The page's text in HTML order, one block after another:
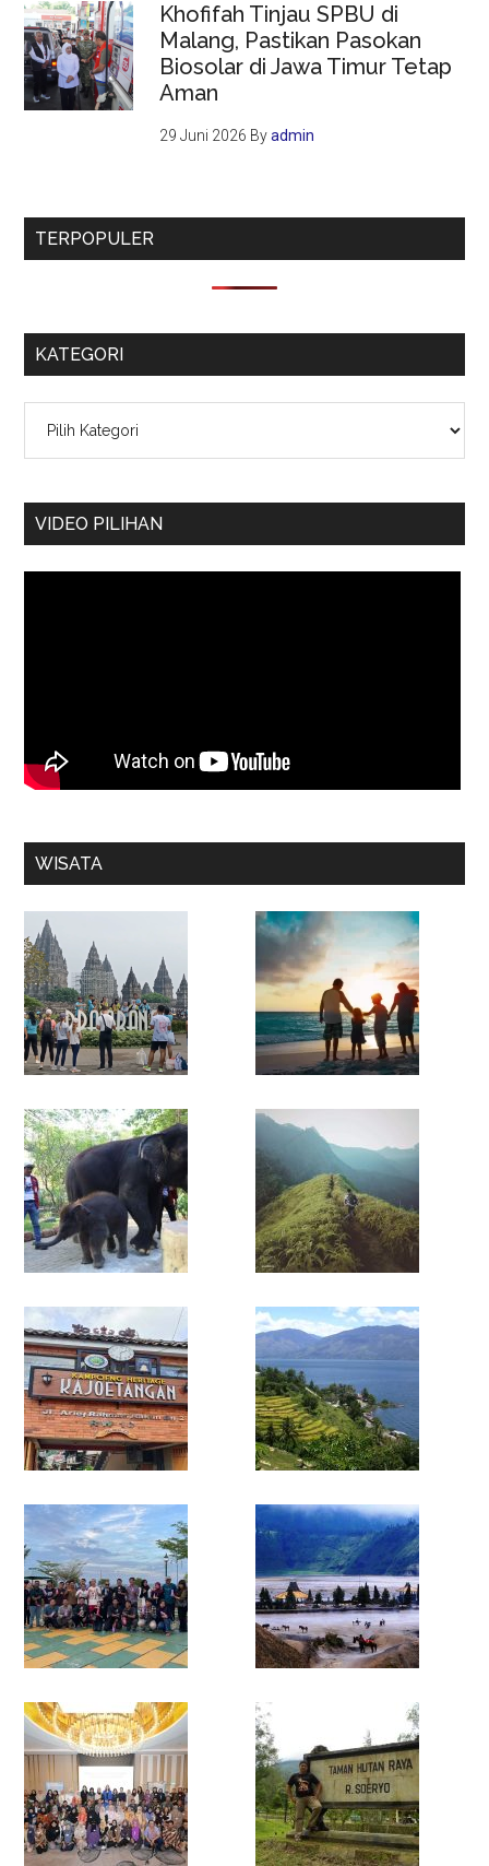
Khofifah Tinjau SPBU di
Malang, Pastikan Pasokan
Biosolar di Jawa Timur Tetap
Aman
29 Juni 2026 Byadmin
TERPOPULER
KATEGORI
VIDEO PILIHAN
WISATA